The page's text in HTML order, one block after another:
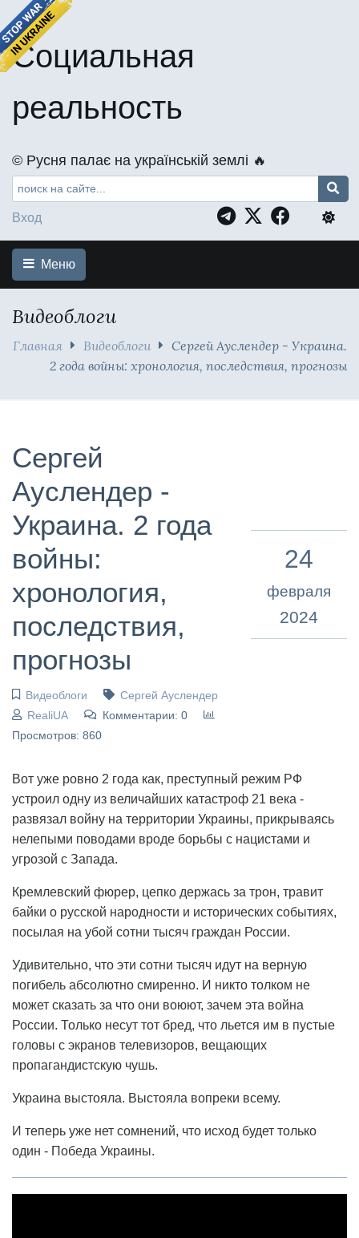
Социальная
реальность
©️ Русня палає на українській землі 🔥
Вход
Меню
Видеоблоги
Главная Видеоблоги
Сергей Ауслендер - Украина.
2 года войны: хронология, последствия, прогнозы
Сергей
Ауслендер -
Украина. 2 года
войны:
хронология,
последствия,
прогнозы
Видеоблоги
Сергей Ауслендер
RealiUA
Комментарии: 0
Просмотров: 860
24
февраля
2024
Вот уже ровно 2 года как, преступный режим РФ
устроил одну из величайших катастроф 21 века -
развязал войну на территории Украины, прикрываясь
нелепыми поводами вроде борьбы с нацистами и
угрозой с Запада.
Кремлевский фюрер, цепко держась за трон, травит
байки о русской народности и исторических событиях,
посылая на убой сотни тысяч граждан России.
Удивительно, что эти сотни тысяч идут на верную
погибель абсолютно смиренно. И никто толком не
может сказать за что они воюют, зачем эта война
России. Только несут тот бред, что льется им в пустые
головы с экранов телевизоров, вещающих
пропагандистскую чушь.
Украина выстояла. Выстояла вопреки всему.
И теперь уже нет сомнений, что исход будет только
один - Победа Украины.